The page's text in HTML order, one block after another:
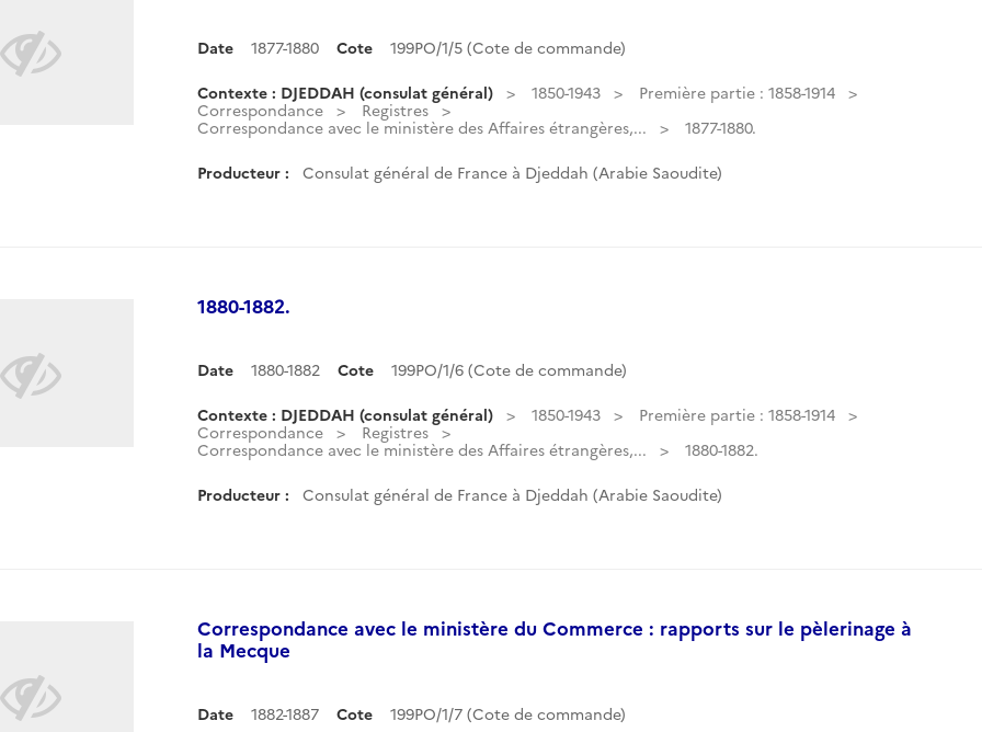
Date 1877-1880 Cote 199PO/1/5 (Cote de commande)
Contexte : DJEDDAH (consulat général) 1850-1943
Première partie : 1858-1914
Correspondance
Registres
Correspondance avec le ministère des Affaires étrangères,...
1877-1880.
Producteur : Consulat général de France à Djeddah (Arabie Saoudite)
1880-1882.
Date 1880-1882 Cote 199PO/1/6 (Cote de commande)
Contexte : DJEDDAH (consulat général) 1850-1943
Première partie : 1858-1914
Correspondance
Registres
Correspondance avec le ministère des Affaires étrangères,...
1880-1882.
Producteur : Consulat général de France à Djeddah (Arabie Saoudite)
Correspondance avec le ministère du Commerce : rapports sur le pèlerinage à
la Mecque
Date 1882-1887 Cote 199PO/1/7 (Cote de commande)